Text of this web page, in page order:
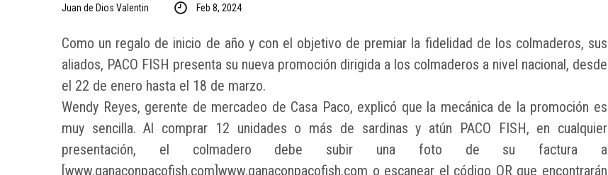
Juan de Dios Valentin Feb 8, 2024
Como un regalo de inicio de año y con el objetivo de premiar la fidelidad de los colmaderos, sus
aliados, PACO FISH presenta su nueva promoción dirigida a los colmaderos a nivel nacional, desde
el 22 de enero hasta el 18 de marzo.
Wendy Reyes, gerente de mercadeo de Casa Paco, explicó que la mecánica de la promoción es
muy sencilla. Al comprar 12 unidades o más de sardinas y atún PACO FISH, en cualquier
presentación, el colmadero debe subir una foto de su factura a
[www.ganaconpacofish.com]www.ganaconpacofish.com o escanear el código QR que encontrarán